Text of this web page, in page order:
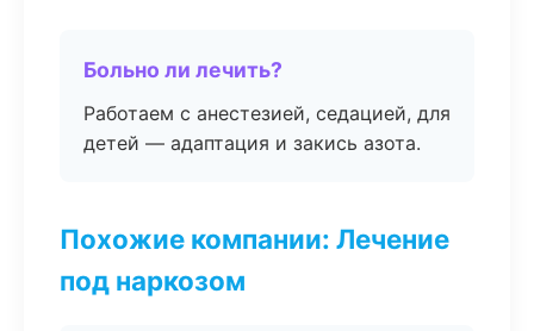
Больно ли лечить?
Работаем с анестезией, седацией, для
детей — адаптация и закись азота.
Похожие компании: Лечение
под наркозом